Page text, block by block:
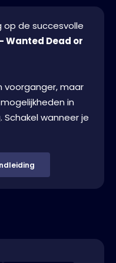
op de succesvolle
Wanted Dead or
voorganger, maar
in
wanneer je